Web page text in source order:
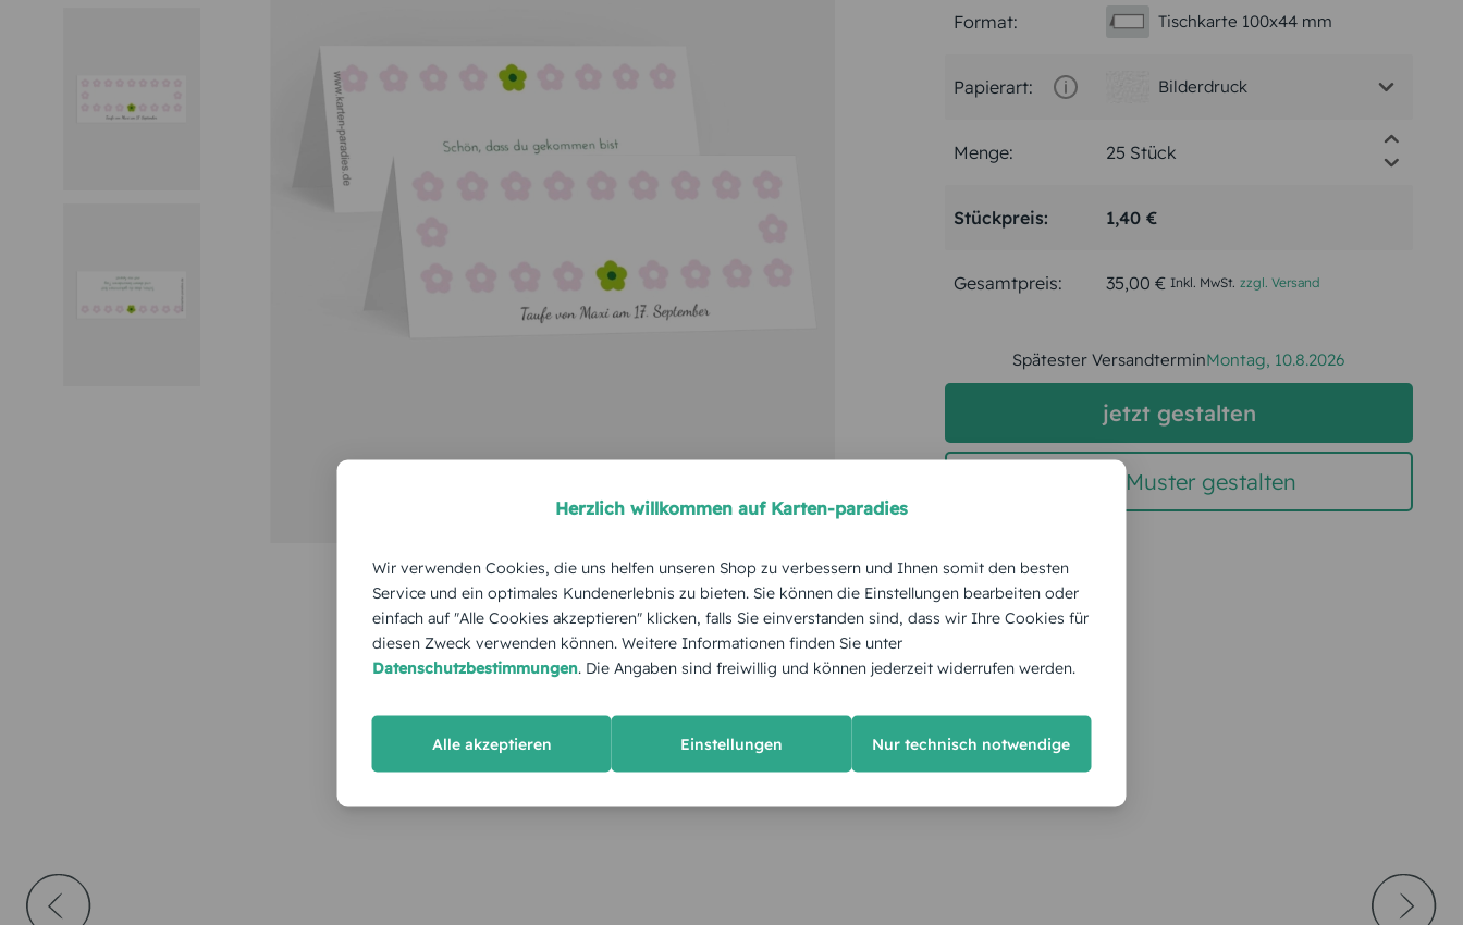
Format: Tischkarte 100x44 mm
Papierart: Bilderdruck
Menge:
Stückpreis: 1,40 €
Gesamtpreis: 35,00 € Inkl. MwSt. zzgl. Versand
Spätester VersandterminMontag, 10.8.2026
jetzt gestalten
gratis Muster gestalten
Herzlich willkommen auf Karten-paradies
Wir verwenden Cookies, die uns helfen unseren Shop zu verbessern und Ihnen somit den besten
Service und ein optimales Kundenerlebnis zu bieten. Sie können die Einstellungen bearbeiten oder
einfach auf "Alle Cookies akzeptieren" klicken, falls Sie einverstanden sind, dass wir Ihre Cookies für
diesen Zweck verwenden können. Weitere Informationen finden Sie unter
Datenschutzbestimmungen. Die Angaben sind freiwillig und können jederzeit widerrufen werden.
Alle akzeptieren Einstellungen Nur technisch notwendige